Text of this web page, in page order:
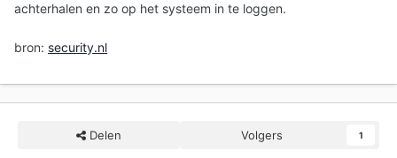
achterhalen en zo op het systeem in te loggen.
bron: security.nl
Delen Volgers 1